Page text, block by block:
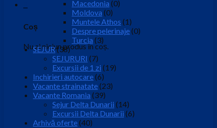
Coș
Nu ai niciun produs în coș.
Macedonia (0)
Moldova (0)
Muntele Athos (1)
Despre pelerinaje(0)
Turcia (3)
SEJUR(38)
SEJURURI (7)
Excursii de 1 zi (19)
Inchirieri autocare(6)
Vacante strainatate(23)
Vacante Romania (39)
Sejur Delta Dunarii (14)
Excursii Delta Dunarii (6)
Arhivă oferte(40)